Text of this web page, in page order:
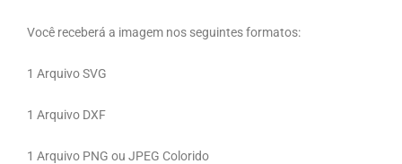
Você receberá a imagem nos seguintes formatos:
1 Arquivo SVG
1 Arquivo DXF
1 Arquivo PNG ou JPEG Colorido